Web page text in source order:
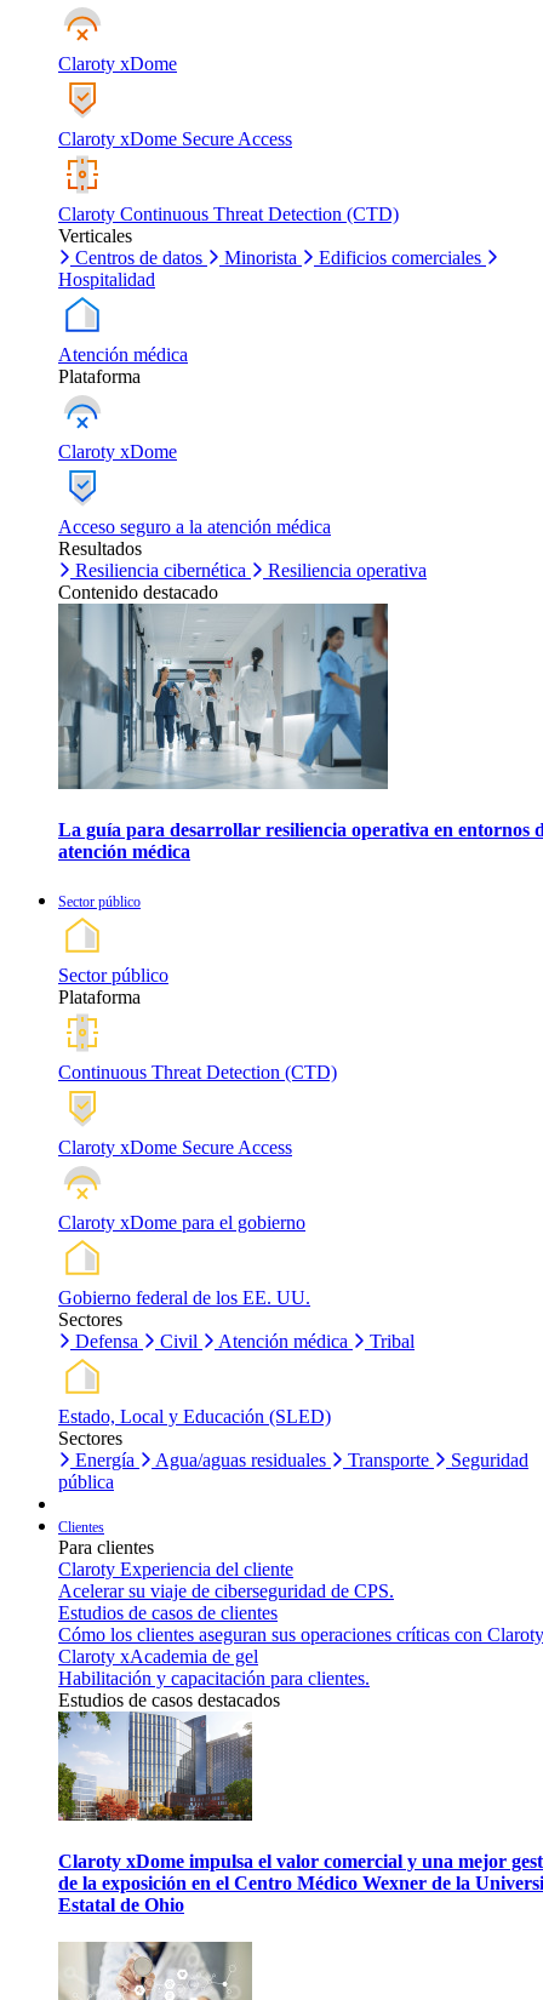
Claroty xDome
Claroty xDome Secure Access
Claroty Continuous Threat Detection (CTD)
Verticales
Centros de datos
Minorista
Edificios comerciales
Hospitalidad
Atención médica
Plataforma
Claroty xDome
Acceso seguro a la atención médica
Resultados
Resiliencia cibernética
Resiliencia operativa
Contenido destacado
La guía para desarrollar resiliencia operativa en entornos
atención médica
Sector público
Sector público
Plataforma
Continuous Threat Detection (CTD)
Claroty xDome Secure Access
Claroty xDome para el gobierno
Gobierno federal de los EE. UU.
Sectores
Defensa
Civil Atención médica Tribal
Estado, Local y Educación (SLED)
Sectores
Energía
Agua/aguas residuales Transporte
Seguridad
pública
Clientes
Para clientes
Claroty Experiencia del cliente
Acelerar su viaje de ciberseguridad de CPS.
Estudios de casos de clientes
Cómo los clientes aseguran sus operaciones críticas con
Claroty xAcademia de gel
Habilitación y capacitación para clientes.
Estudios de casos destacados
Claroty xDome impulsa el valor comercial y una mejor
de la exposición en el Centro Médico Wexner de la
Estatal de Ohio